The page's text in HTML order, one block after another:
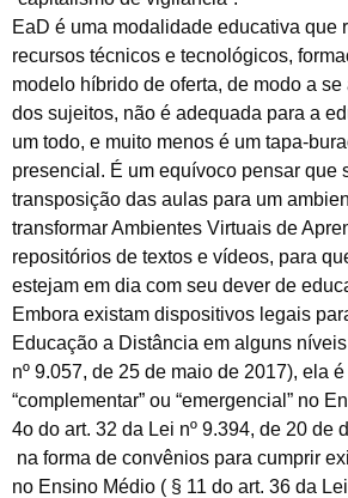
EaD é uma modalidade educativa que
recursos técnicos e tecnológicos,
modelo híbrido de oferta, de modo a
dos sujeitos, não é adequada para a
um todo, e muito menos é um tapa-
presencial. É um equívoco pensar que
transposição das aulas para um
transformar Ambientes Virtuais de
repositórios de textos e vídeos, para
estejam em dia com seu dever de
Embora existam dispositivos legais
Educação a Distância em alguns
nº 9.057, de 25 de maio de 2017), ela
“complementar” ou “emergencial” no
4o do art. 32 da Lei nº 9.394, de 20 de
na forma de convênios para cumprir
no Ensino Médio ( § 11 do art. 36 da